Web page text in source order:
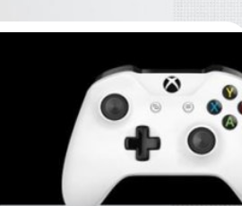
าจัดโปรเครื่องเกมเก่ามาแลก
ส่วนลดเกือบ 7,000 บาท
ก XboxOne S ได้ส่วนลดเกือบ 7,000